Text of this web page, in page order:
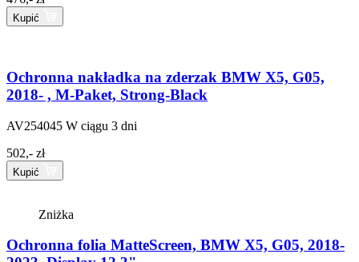
Kupić
Ochronna nakładka na zderzak BMW X5, G05,
2018- , M-Paket, Strong-Black
AV254045 W ciągu 3 dni
502,- zł
Kupić
Zniżka
Ochronna folia MatteScreen, BMW X5, G05, 2018-